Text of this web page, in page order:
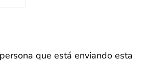
que está enviando esta